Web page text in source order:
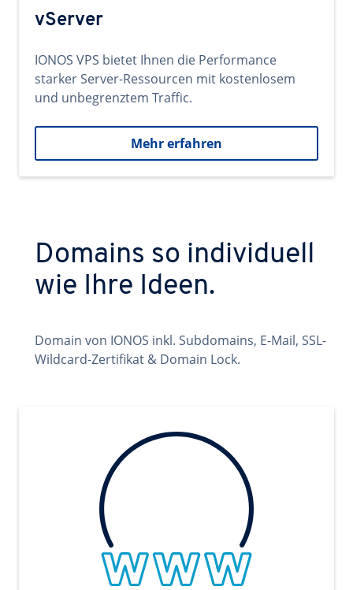
vServer
IONOS VPS bietet Ihnen die Performance
starker Server-Ressourcen mit kostenlosem
und unbegrenztem Traffic.
Mehr erfahren
Domains so individuell
wie Ihre Ideen.
Domain von IONOS inkl. Subdomains, E-Mail, SSL-
Wildcard-Zertifikat & Domain Lock.